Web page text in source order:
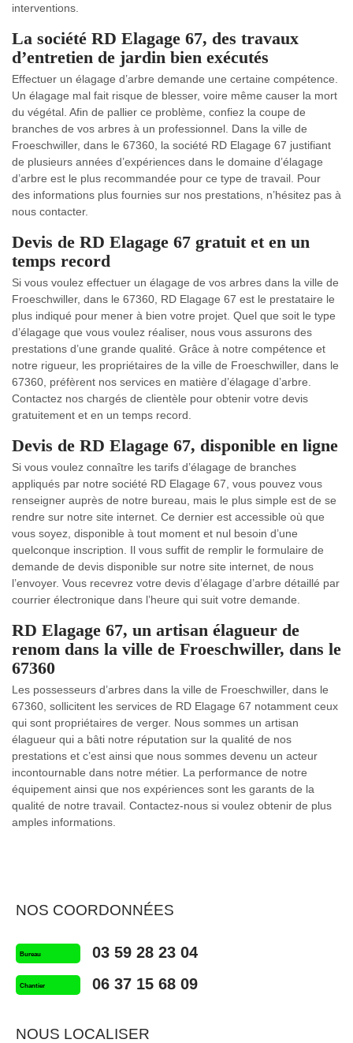
interventions.
La société RD Elagage 67, des travaux
d’entretien de jardin bien exécutés
Effectuer un élagage d’arbre demande une certaine compétence.
Un élagage mal fait risque de blesser, voire même causer la mort
du végétal. Afin de pallier ce problème, confiez la coupe de
branches de vos arbres à un professionnel. Dans la ville de
Froeschwiller, dans le 67360, la société RD Elagage 67 justifiant
de plusieurs années d’expériences dans le domaine d’élagage
d’arbre est le plus recommandée pour ce type de travail. Pour
des informations plus fournies sur nos prestations, n’hésitez pas à
nous contacter.
Devis de RD Elagage 67 gratuit et en un
temps record
Si vous voulez effectuer un élagage de vos arbres dans la ville de
Froeschwiller, dans le 67360, RD Elagage 67 est le prestataire le
plus indiqué pour mener à bien votre projet. Quel que soit le type
d’élagage que vous voulez réaliser, nous vous assurons des
prestations d’une grande qualité. Grâce à notre compétence et
notre rigueur, les propriétaires de la ville de Froeschwiller, dans le
67360, préfèrent nos services en matière d’élagage d’arbre.
Contactez nos chargés de clientèle pour obtenir votre devis
gratuitement et en un temps record.
Devis de RD Elagage 67, disponible en ligne
Si vous voulez connaître les tarifs d’élagage de branches
appliqués par notre société RD Elagage 67, vous pouvez vous
renseigner auprès de notre bureau, mais le plus simple est de se
rendre sur notre site internet. Ce dernier est accessible où que
vous soyez, disponible à tout moment et nul besoin d’une
quelconque inscription. Il vous suffit de remplir le formulaire de
demande de devis disponible sur notre site internet, de nous
l’envoyer. Vous recevrez votre devis d’élagage d’arbre détaillé par
courrier électronique dans l’heure qui suit votre demande.
RD Elagage 67, un artisan élagueur de
renom dans la ville de Froeschwiller, dans le
67360
Les possesseurs d’arbres dans la ville de Froeschwiller, dans le
67360, sollicitent les services de RD Elagage 67 notamment ceux
qui sont propriétaires de verger. Nous sommes un artisan
élagueur qui a bâti notre réputation sur la qualité de nos
prestations et c’est ainsi que nous sommes devenu un acteur
incontournable dans notre métier. La performance de notre
équipement ainsi que nos expériences sont les garants de la
qualité de notre travail. Contactez-nous si voulez obtenir de plus
amples informations.
NOS COORDONNÉES
Bureau 03 59 28 23 04
Chantier 06 37 15 68 09
NOUS LOCALISER